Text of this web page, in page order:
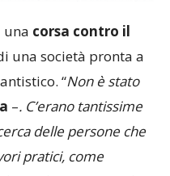
unacorsa contro il
una società pronta a
“Non è stato
–. C’erano tantissime
delle persone che